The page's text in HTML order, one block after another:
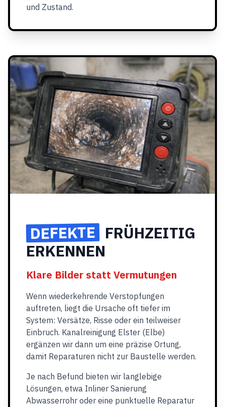
und Zustand.
DEFEKTE FRÜHZEITIG
ERKENNEN
Klare Bilder statt Vermutungen
Wenn wiederkehrende Verstopfungen
auftreten, liegt die Ursache oft tiefer im
System: Versätze, Risse oder ein teilweiser
Einbruch. Kanalreinigung Elster (Elbe)
ergänzen wir dann um eine präzise Ortung,
damit Reparaturen nicht zur Baustelle werden.
Je nach Befund bieten wir langlebige
Lösungen, etwa Inliner Sanierung
Abwasserrohr oder eine punktuelle Reparatur